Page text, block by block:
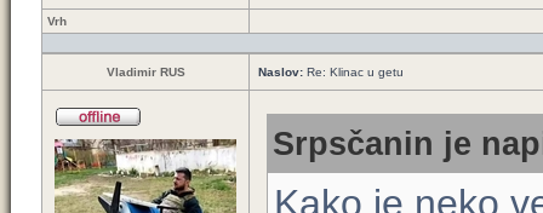
Vrh
Vladimir RUS Naslov: Re: Klinac u getu
Srpsčanin je
Kako je neko